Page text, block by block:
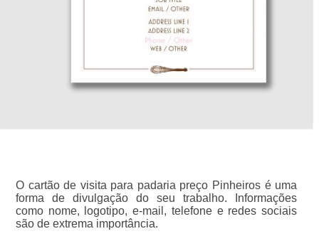
O cartão de visita para padaria preço Pinheiros é uma
forma de divulgação do seu trabalho. Informações
como nome, logotipo, e-mail, telefone e redes sociais
são de extrema importância.